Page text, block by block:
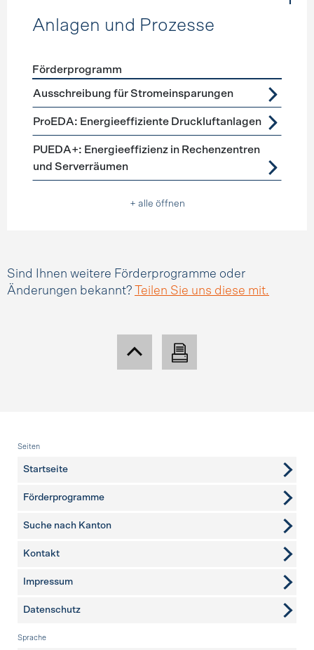
Anlagen und Prozesse
Förderprogramme Anlagen und Prozesse
Förderprogramm
Ausschreibung für Stromeinsparungen
ProEDA: Energieeffiziente Druckluftanlagen
PUEDA+: Energieeffizienz in Rechenzentren
und Serverräumen
+ alle öffnen
Sind Ihnen weitere Förderprogramme oder
Änderungen bekannt?
Teilen Sie uns diese mit.
Fusszeile
Seiten
Startseite
Förderprogramme
Suche nach Kanton
weitere Seiten
Kontakt
Impressum
Datenschutz
Sprache